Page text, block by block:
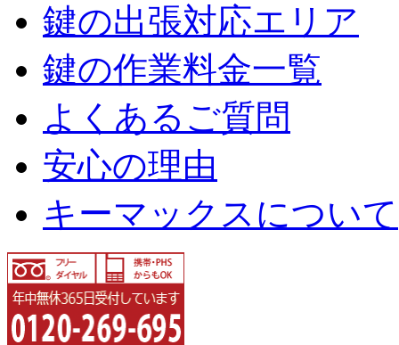
鍵の出張対応エリア
鍵の作業料金一覧
よくあるご質問
安心の理由
キーマックスについて